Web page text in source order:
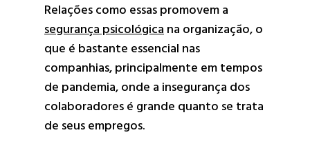
Relações como essas promovem a
segurança psicológicana organização, o
que é bastante essencial nas
companhias, principalmente em tempos
de pandemia, onde a insegurança dos
colaboradores é grande quanto se trata
de seus empregos.